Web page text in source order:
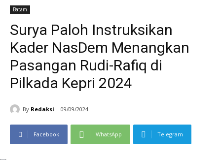
Batam
Surya Paloh Instruksikan
Kader NasDem Menangkan
Pasangan Rudi-Rafiq di
Pilkada Kepri 2024
By Redaksi 09/09/2024
Facebook WhatsApp Telegram